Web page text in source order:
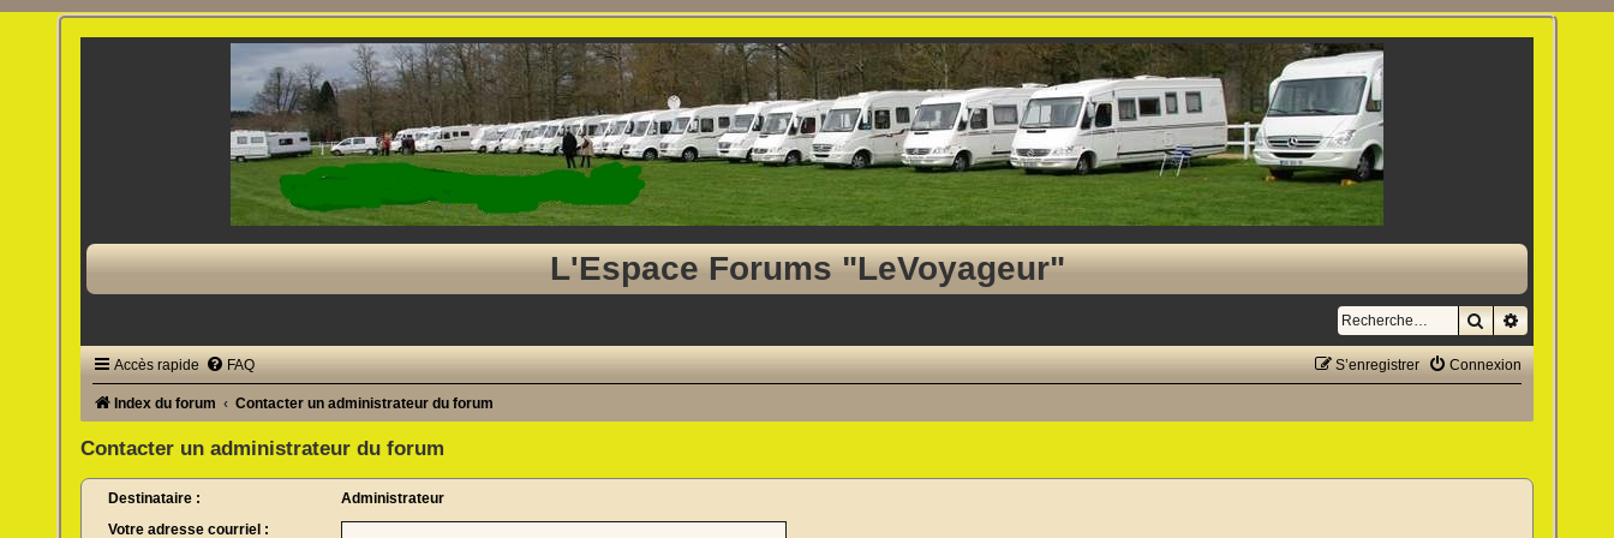
L'Espace Forums "LeVoyageur"
RechercherRecherche
Accès rapide FAQ Connexion
S’enregistrer
Index du forum Contacter un administrateur du forum
Contacter un administrateur du forum
Destinataire :
Administrateur
Votre adresse courriel :